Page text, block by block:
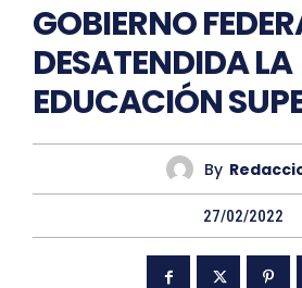
GOBIERNO
DESATENDIDA LA
EDUCACIÓN
By
27/02/2022